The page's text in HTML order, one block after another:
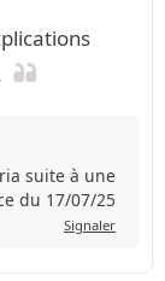
suite à une
du 17/07/25
Signaler